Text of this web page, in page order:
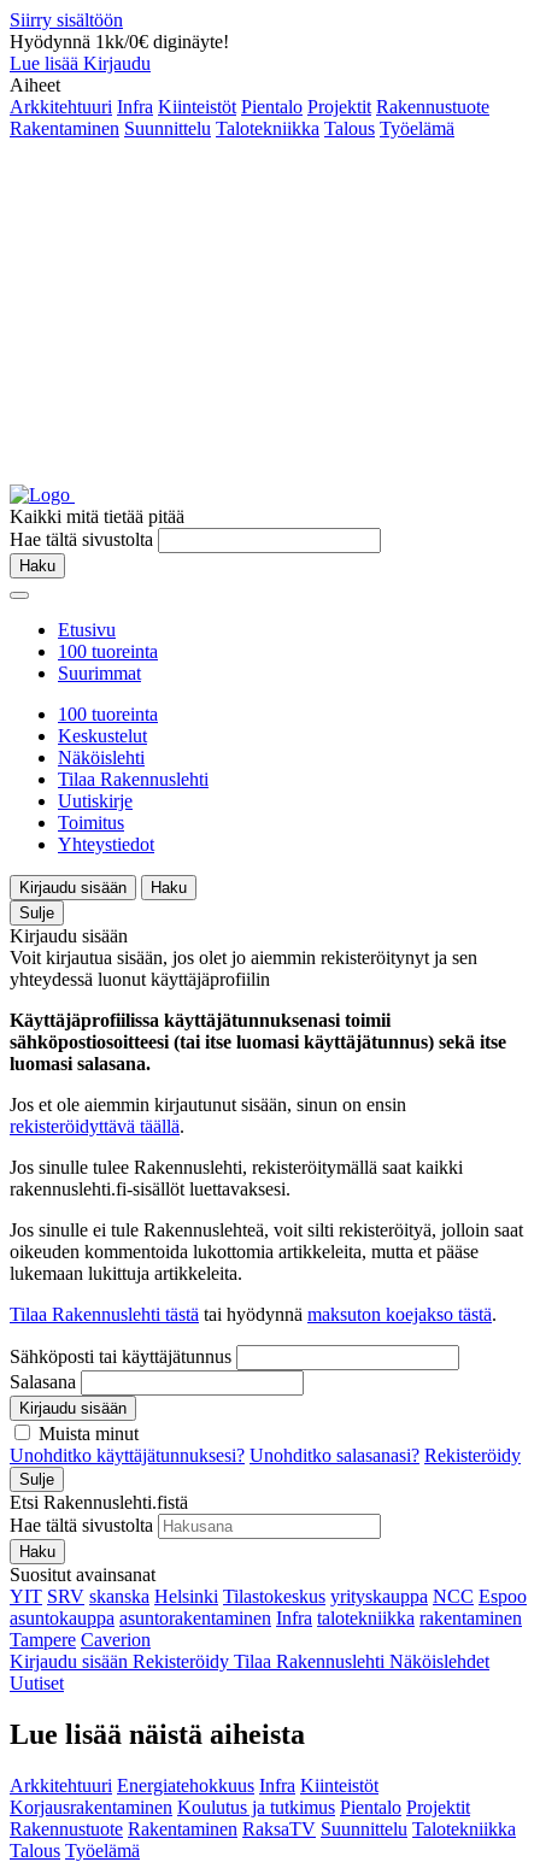
Siirry sisältöön
Hyödynnä 1kk/0€ diginäyte!
Lue lisää Kirjaudu
Aiheet
Arkkitehtuuri Infra Kiinteistöt Pientalo Projektit Rakennustuote
Rakentaminen Suunnittelu Talotekniikka Talous Työelämä
Kaikki mitä tietää pitää
Hae tältä sivustolta
Haku
Etusivu
100 tuoreinta
Suurimmat
100 tuoreinta
Keskustelut
Näköislehti
Tilaa Rakennuslehti
Uutiskirje
Toimitus
Yhteystiedot
Kirjaudu sisään
Haku
Sulje
Kirjaudu sisään
Voit kirjautua sisään, jos olet jo aiemmin rekisteröitynyt ja sen
yhteydessä luonut käyttäjäprofiilin
Käyttäjäprofiilissa käyttäjätunnuksenasi toimii
sähköpostiosoitteesi (tai itse luomasi käyttäjätunnus) sekä itse
luomasi salasana.
Jos et ole aiemmin kirjautunut sisään, sinun on ensin
rekisteröidyttävä täällä.
Jos sinulle tulee Rakennuslehti, rekisteröitymällä saat kaikki
rakennuslehti.fi-sisällöt luettavaksesi.
Jos sinulle ei tule Rakennuslehteä, voit silti rekisteröityä, jolloin saat
oikeuden kommentoida lukottomia artikkeleita, mutta et pääse
lukemaan lukittuja artikkeleita.
Tilaa Rakennuslehti tästä tai hyödynnä maksuton koejakso tästä.
Sähköposti tai käyttäjätunnus
Salasana
Kirjaudu sisään
Muista minut
Unohditko käyttäjätunnuksesi? Unohditko salasanasi? Rekisteröidy
Sulje
Etsi Rakennuslehti.fistä
Hae tältä sivustolta
Haku
Suositut avainsanat
YIT SRV skanska Helsinki Tilastokeskus yrityskauppa NCC Espoo
asuntokauppa asuntorakentaminen Infra talotekniikka rakentaminen
Tampere Caverion
Kirjaudu sisään Rekisteröidy Tilaa Rakennuslehti Näköislehdet
Uutiset
Lue lisää näistä aiheista
Arkkitehtuuri Energiatehokkuus Infra Kiinteistöt
Korjausrakentaminen Koulutus ja tutkimus Pientalo Projektit
Rakennustuote Rakentaminen RaksaTV Suunnittelu Talotekniikka
Talous Työelämä